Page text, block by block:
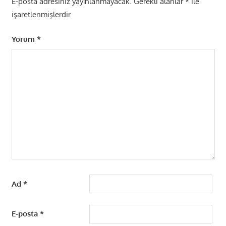
işaretlenmişlerdir
Yorum *
Ad *
E-posta *